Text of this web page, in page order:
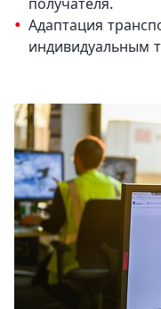
Адаптация
индивидуальным